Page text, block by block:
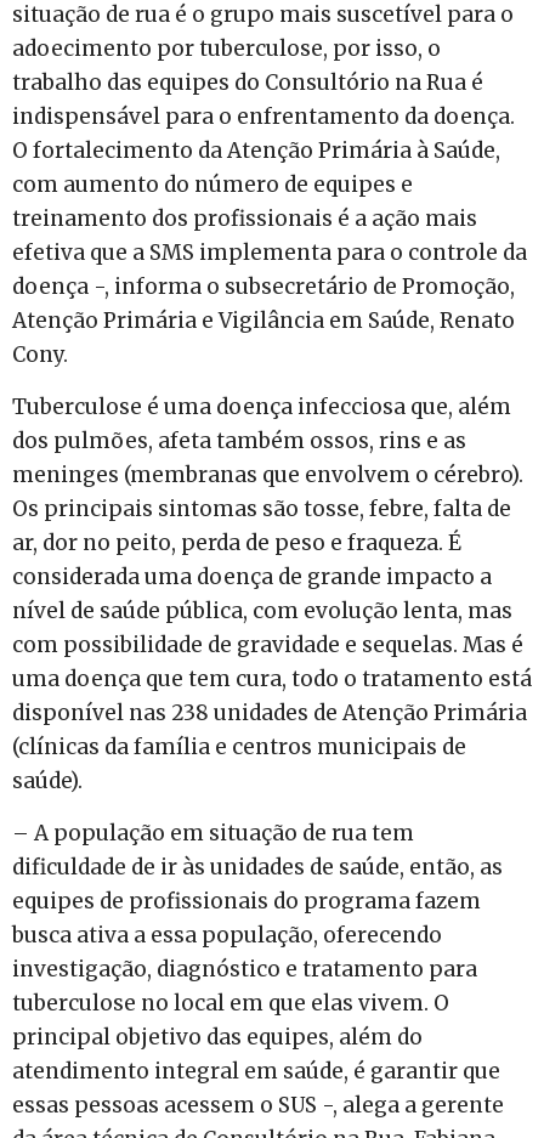
situação de rua é o grupo mais suscetível para o
adoecimento por tuberculose, por isso, o
trabalho das equipes do Consultório na Rua é
indispensável para o enfrentamento da doença.
O fortalecimento da Atenção Primária à Saúde,
com aumento do número de equipes e
treinamento dos profissionais é a ação mais
efetiva que a SMS implementa para o controle da
doença -, informa o subsecretário de Promoção,
Atenção Primária e Vigilância em Saúde, Renato
Cony.
Tuberculose é uma doença infecciosa que, além
dos pulmões, afeta também ossos, rins e as
meninges (membranas que envolvem o cérebro).
Os principais sintomas são tosse, febre, falta de
ar, dor no peito, perda de peso e fraqueza. É
considerada uma doença de grande impacto a
nível de saúde pública, com evolução lenta, mas
com possibilidade de gravidade e sequelas. Mas é
uma doença que tem cura, todo o tratamento está
disponível nas 238 unidades de Atenção Primária
(clínicas da família e centros municipais de
saúde).
– A população em situação de rua tem
dificuldade de ir às unidades de saúde, então, as
equipes de profissionais do programa fazem
busca ativa a essa população, oferecendo
investigação, diagnóstico e tratamento para
tuberculose no local em que elas vivem. O
principal objetivo das equipes, além do
atendimento integral em saúde, é garantir que
essas pessoas acessem o SUS -, alega a gerente